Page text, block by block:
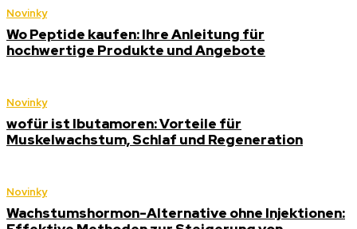
Novinky
Wo Peptide kaufen: Ihre Anleitung für
hochwertige Produkte und Angebote
Novinky
wofür ist Ibutamoren: Vorteile für
Muskelwachstum, Schlaf und Regeneration
Novinky
Wachstumshormon-Alternative ohne Injektionen: